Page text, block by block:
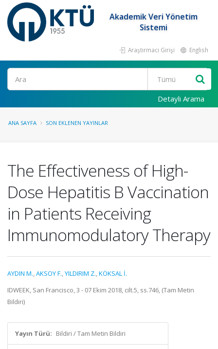
Akademik Veri Yönetim
Sistemi
Araştırmacı Girişi English
Ara
Detaylı Arama
ANA SAYFA SON EKLENEN YAYINLAR
The Effectiveness of High-
Dose Hepatitis B Vaccination
in Patients Receiving
Immunomodulatory Therapy
AYDIN M.,AKSOY F.,YILDIRIM Z.,KÖKSAL İ.
IDWEEK, San Francisco, 3 - 07 Ekim 2018, cilt.5, ss.746, (Tam Metin
Bildiri)
Yayın Türü: Bildiri / Tam Metin Bildiri